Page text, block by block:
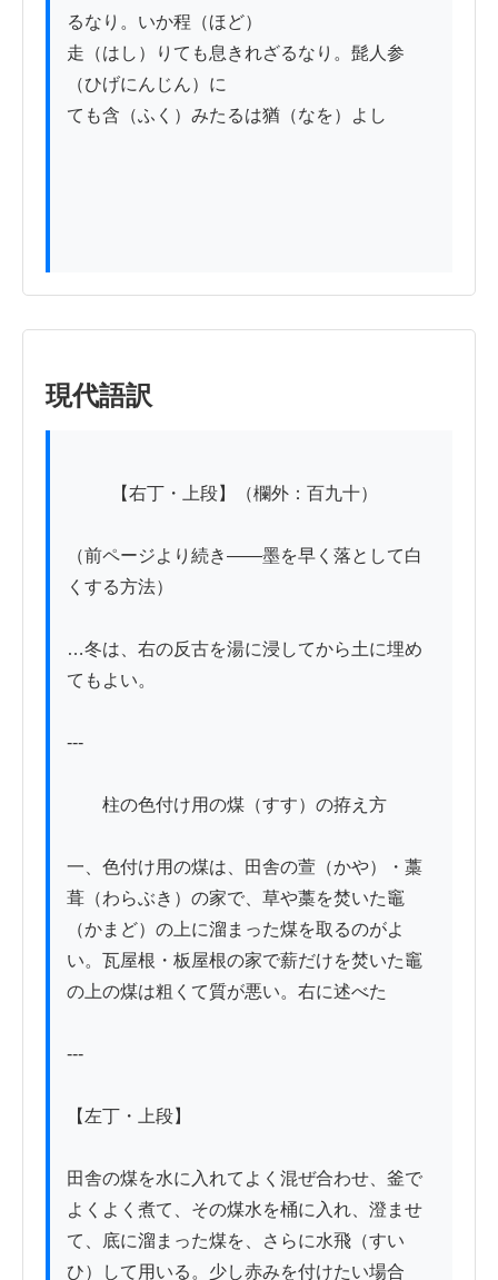
るなり。いか程（ほど）
走（はし）りても息きれざるなり。髭人参
（ひげにんじん）に
ても含（ふく）みたるは猶（なを）よし
現代語訳
（前ページより続き——墨を早く落として白
くする方法）
…冬は、右の反古を湯に浸してから土に埋め
てもよい。
---
柱の色付け用の煤（すす）の拵え方
一、色付け用の煤は、田舎の萱（かや）・藁
葺（わらぶき）の家で、草や藁を焚いた竈
（かまど）の上に溜まった煤を取るのがよ
い。瓦屋根・板屋根の家で薪だけを焚いた竈
の上の煤は粗くて質が悪い。右に述べた
---
【左丁・上段】
田舎の煤を水に入れてよく混ぜ合わせ、釜で
よくよく煮て、その煤水を桶に入れ、澄ませ
て、底に溜まった煤を、さらに水飛（すい
ひ）して用いる。少し赤みを付けたい場合